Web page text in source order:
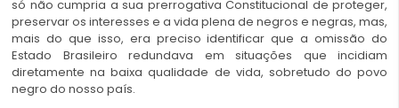
só não cumpria a sua prerrogativa Constitucional de proteger,
preservar os interesses e a vida plena de negros e negras, mas,
mais do que isso, era preciso identificar que a omissão do
Estado Brasileiro redundava em situações que incidiam
diretamente na baixa qualidade de vida, sobretudo do povo
negro do nosso país.